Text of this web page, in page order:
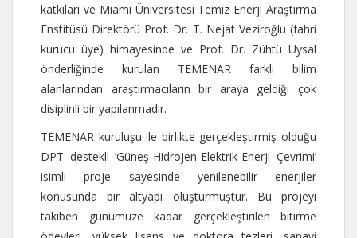
katkıları ve Miami Üniversitesi Temiz Enerji Araştırma
Enstitüsü Direktörü Prof. Dr. T. Nejat Veziroğlu (fahri
kurucu üye) himayesinde ve Prof. Dr. Zühtü Uysal
önderliğinde kurulan TEMENAR farklı bilim
alanlarından araştırmacıların bir araya geldiği çok
disiplinli bir yapılanmadır.
TEMENAR kuruluşu ile birlikte gerçekleştirmiş olduğu
DPT destekli ‘Güneş-Hidrojen-Elektrik-Enerji Çevrimi’
isimli proje sayesinde yenilenebilir enerjiler
konusunda bir altyapı oluşturmuştur. Bu projeyi
takiben günümüze kadar gerçekleştirilen bitirme